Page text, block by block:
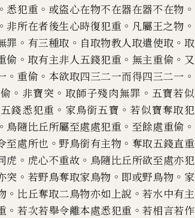
。 悉犯重 。 或盜心在物不在器在器不在物 。
。 非所在者後生心時復犯重 。 凡屬王之物 。
罪 。 有三種取 。 自取物教人取遣使取 。 取
偷 。 取有主非人五錢犯重 。 無主重偷 。 又
。 重偷 。 本欲取四三二一而得四三二一 。
偷 。 非寶突 。 取師子殘肉無罪 。 五寶若似
錢悉犯重 。 家鳥銜五寶 。若似寶奪取犯
。 鳥隨比丘所屬至處處犯重 。 至餘處重偷 。
至處所也 。 野鳥銜有主物 。 奪取五錢直重
虎 。 虎心不重故 。 鳥隨比丘所欲至處亦犯
突 。 若野鳥奪取家鳥物 。 即或野鳥物 。 家
。 比丘奪取二鳥物亦如 上說 。若水中有主
。 若次若舉令離本處悉犯重 。若相言若作